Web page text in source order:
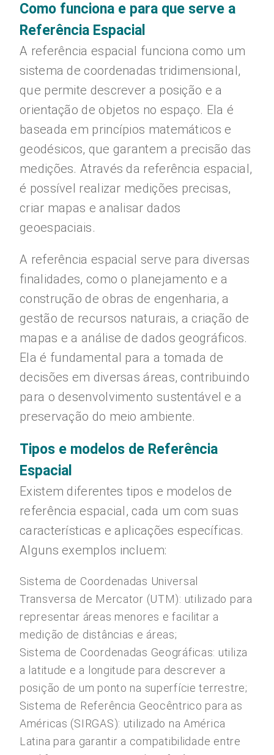
Como funciona e para que serve a
Referência Espacial
A referência espacial funciona como um
sistema de coordenadas tridimensional,
que permite descrever a posição e a
orientação de objetos no espaço. Ela é
baseada em princípios matemáticos e
geodésicos, que garantem a precisão das
medições. Através da referência espacial,
é possível realizar medições precisas,
criar mapas e analisar dados
geoespaciais.
A referência espacial serve para diversas
finalidades, como o planejamento e a
construção de obras de engenharia, a
gestão de recursos naturais, a criação de
mapas e a análise de dados geográficos.
Ela é fundamental para a tomada de
decisões em diversas áreas, contribuindo
para o desenvolvimento sustentável e a
preservação do meio ambiente.
Tipos e modelos de Referência
Espacial
Existem diferentes tipos e modelos de
referência espacial, cada um com suas
características e aplicações específicas.
Alguns exemplos incluem:
Sistema de Coordenadas Universal
Transversa de Mercator (UTM): utilizado para
representar áreas menores e facilitar a
medição de distâncias e áreas;
Sistema de Coordenadas Geográficas: utiliza
a latitude e a longitude para descrever a
posição de um ponto na superfície terrestre;
Sistema de Referência Geocêntrico para as
Américas (SIRGAS): utilizado na América
Latina para garantir a compatibilidade entre